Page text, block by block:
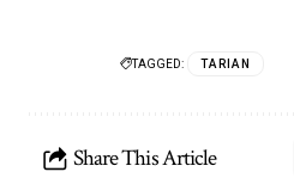
TAGGED: TARIAN
Share This Article